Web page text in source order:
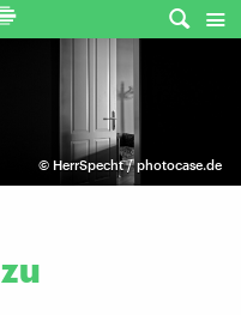
© HerrSpecht / photocase.de
zu